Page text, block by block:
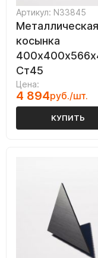
Артикул: N33845
Металлическая
косынка
Ст45
Цена:
4 894руб./шт.
КУПИТЬ